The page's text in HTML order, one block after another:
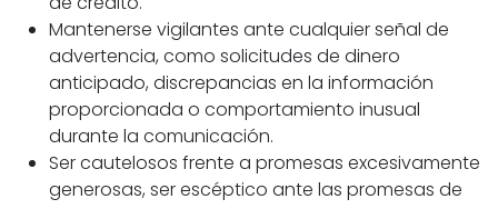
Mantenerse vigilantes ante cualquier señal de
advertencia, como solicitudes de dinero
anticipado, discrepancias en la información
proporcionada o comportamiento inusual
durante la comunicación.
Ser cautelosos frente a promesas excesivamente
generosas, ser escéptico ante las promesas de